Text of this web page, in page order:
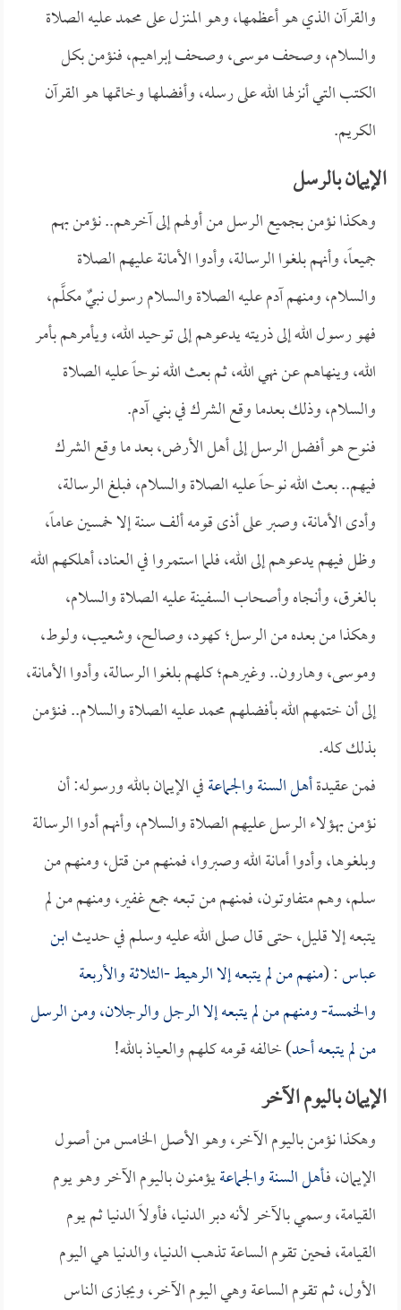
والقرآن الذي هو أعظمها، وهو المنزل على محمد عليه الصلاة
والسلام، وصحف موسى، وصحف إبراهيم، فنؤمن بكل
الكتب التي أنزلها الله على رسله، وأفضلها وخاتمها هو القرآن
الكريم.
الإيمان بالرسل
وهكذا نؤمن بجميع الرسل من أولهم إلى آخرهم.. نؤمن بهم
جميعاً، وأنهم بلغوا الرسالة، وأدوا الأمانة عليهم الصلاة
والسلام، ومنهم آدم عليه الصلاة والسلام رسول نبيٌ مكلَّم،
فهو رسول الله إلى ذريته يدعوهم إلى توحيد الله، ويأمرهم بأمر
الله، وينهاهم عن نهي الله، ثم بعث الله نوحاً عليه الصلاة
والسلام، وذلك بعدما وقع الشرك في بني آدم.
فنوح هو أفضل الرسل إلى أهل الأرض، بعد ما وقع الشرك
فيهم.. بعث الله نوحاً عليه الصلاة والسلام، فبلغ الرسالة،
وأدى الأمانة، وصبر على أذى قومه ألف سنة إلا خمسين عاماً،
وظل فيهم يدعوهم إلى الله، فلما استمروا في العناد، أهلكهم الله
بالغرق، وأنجاه وأصحاب السفينة عليه الصلاة والسلام،
وهكذا من بعده من الرسل؛ كهود، وصالح، وشعيب، ولوط،
وموسى، وهارون.. وغيرهم؛ كلهم بلغوا الرسالة، وأدوا الأمانة،
إلى أن ختمهم الله بأفضلهم محمد عليه الصلاة والسلام.. فنؤمن
بذلك كله.
فمن عقيدةأهل السنة والجماعةفي الإيمان بالله ورسوله: أن
نؤمن بهؤلاء الرسل عليهم الصلاة والسلام، وأنهم أدوا الرسالة
وبلغوها، وأدوا أمانة الله وصبروا، فمنهم من قتل، ومنهم من
سلم، وهم متفاوتون، فمنهم من تبعه جمع غفير، ومنهم من لم
يتبعه إلا قليل، حتى قال صلى الله عليه وسلم في حديثابن
عباس: (منهم من لم يتبعه إلا الرهيط -الثلاثة والأربعة
والخمسة- ومنهم من لم يتبعه إلا الرجل والرجلان، ومن الرسل
من لم يتبعه أحد) خالفه قومه كلهم والعياذ بالله!
الإيمان باليوم الآخر
وهكذا نؤمن باليوم الآخر، وهو الأصل الخامس من أصول
الإيمان، فـأهل السنة والجماعةيؤمنون باليوم الآخر وهو يوم
القيامة، وسمي بالآخر لأنه دبر الدنيا، فأولاً الدنيا ثم يوم
القيامة، فحين تقوم الساعة تذهب الدنيا، والدنيا هي اليوم
الأول، ثم تقوم الساعة وهي اليوم الآخر، ويجازى الناس